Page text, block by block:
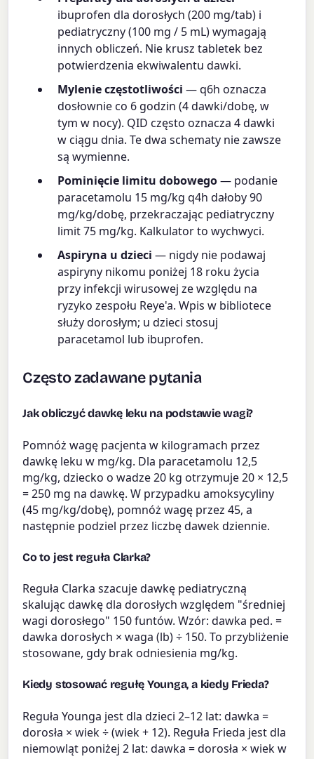
ibuprofen dla dorosłych (200 mg/tab) i
pediatryczny (100 mg / 5 mL) wymagają
innych obliczeń. Nie krusz tabletek bez
potwierdzenia ekwiwalentu dawki.
Mylenie częstotliwości — q6h oznacza
dosłownie co 6 godzin (4 dawki/dobę, w
tym w nocy). QID często oznacza 4 dawki
w ciągu dnia. Te dwa schematy nie zawsze
są wymienne.
Pominięcie limitu dobowego— podanie
paracetamolu 15 mg/kg q4h dałoby 90
mg/kg/dobę, przekraczając pediatryczny
limit 75 mg/kg. Kalkulator to wychwyci.
Aspiryna u dzieci — nigdy nie podawaj
aspiryny nikomu poniżej 18 roku życia
przy infekcji wirusowej ze względu na
ryzyko zespołu Reye'a. Wpis w bibliotece
służy dorosłym; u dzieci stosuj
paracetamol lub ibuprofen.
Często zadawane pytania
Jak obliczyć dawkę leku na podstawie wagi?
Pomnóż wagę pacjenta w kilogramach przez
dawkę leku w mg/kg. Dla paracetamolu 12,5
mg/kg, dziecko o wadze 20 kg otrzymuje 20 × 12,5
= 250 mg na dawkę. W przypadku amoksycyliny
(45 mg/kg/dobę), pomnóż wagę przez 45, a
następnie podziel przez liczbę dawek dziennie.
Co to jest reguła Clarka?
Reguła Clarka szacuje dawkę pediatryczną
skalując dawkę dla dorosłych względem "średniej
wagi dorosłego" 150 funtów. Wzór: dawka ped. =
dawka dorosłych × waga (lb) ÷ 150. To przybliżenie
stosowane, gdy brak odniesienia mg/kg.
Kiedy stosować regułę Younga, a kiedy Frieda?
Reguła Younga jest dla dzieci 2–12 lat: dawka =
dorosła × wiek ÷ (wiek + 12). Reguła Frieda jest dla
niemowląt poniżej 2 lat: dawka = dorosła × wiek w